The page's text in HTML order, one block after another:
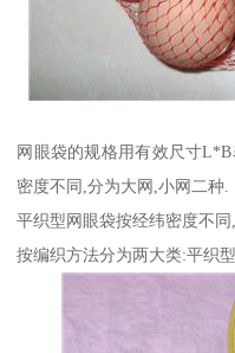
网眼袋的规格用有效尺寸
密度不同,分为大网,小网二种.
平织型网眼袋按经纬密度不
按编织方法分为两大类:平织